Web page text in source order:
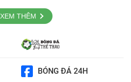
XEM THÊM
BÓNG ĐÁ 24H